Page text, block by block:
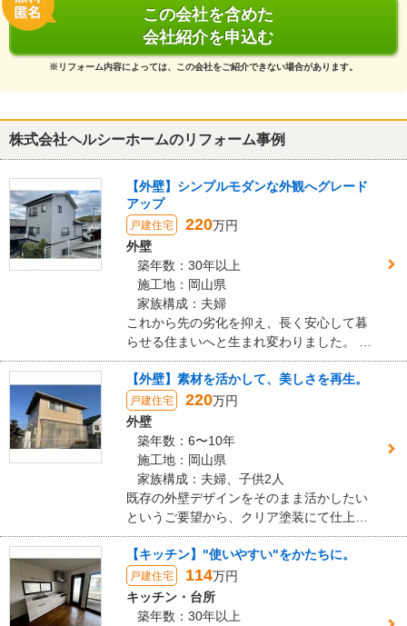
この会社を含めた
会社紹介を申込む
※リフォーム内容によっては、この会社をご紹介できない場合があります。
株式会社ヘルシーホームのリフォーム事例
【外壁】シンプルモダンな外観へグレード
アップ
戸建住宅 220万円
外壁
築年数：30年以上
施工地：岡山県
家族構成：夫婦
これから先の劣化を抑え、長く安心して暮
らせる住まいへと生まれ変わりました。 カ
ラーは明るめのグレーで、清潔感と落ち着
きのある印象に。 ブラックの付帯部との組
み合わせが外観全体を引き締め、シンプル
ながらも高級感のある仕上がりとなってい
ます。
【外壁】素材を活かして、美しさを再生。
戸建住宅 220万円
外壁
築年数：6〜10年
施工地：岡山県
家族構成：夫婦、子供2人
既存の外壁デザインをそのまま活かしたい
というご要望から、クリア塗装にて仕上げ
ました。外壁本来の風合いや色味を損なう
ことなく、美しさと耐久性をしっかりと向
上。また、基礎・土台水切り板金はあえて
塗装を行わず、必要な部分に絞ったメンテ
ナンスとして屋根塗装を実施。無駄を省き
【キッチン】"使いやすい"をかたちに。
戸建住宅 114万円
キッチン・台所
築年数：30年以上